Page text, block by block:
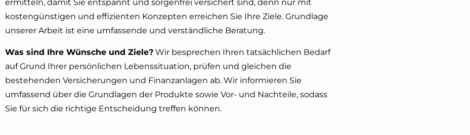
ermitteln, damit Sie entspannt und sorgenfrei versichert sind, denn nur mit
kostengünstigen und effizienten Konzepten erreichen Sie Ihre Ziele. Grundlage
unserer Arbeit ist eine umfassende und verständliche Beratung.
Was sind Ihre Wünsche und Ziele? Wir besprechen Ihren tatsächlichen Bedarf
auf Grund Ihrer persönlichen Lebenssituation, prüfen und gleichen die
bestehenden Versicherungen und Finanzanlagen ab. Wir informieren Sie
umfassend über die Grundlagen der Produkte sowie Vor- und Nachteile, sodass
Sie für sich die richtige Entscheidung treffen können.